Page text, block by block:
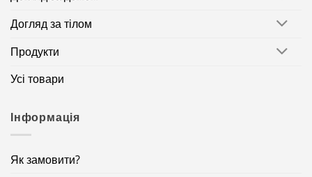
Догляд за тілом
Продукти
Усі товари
Інформація
Як замовити?